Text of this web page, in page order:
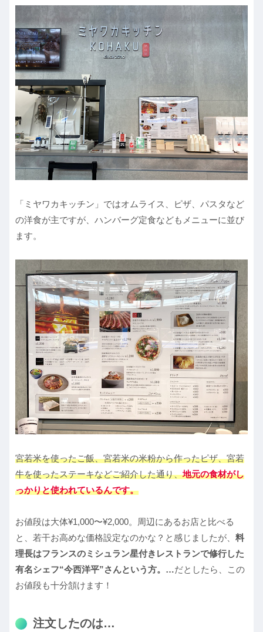
「ミヤワカキッチン」ではオムライス、ピザ、パスタなど
の洋食が主ですが、ハンバーグ定食などもメニューに並び
ます。
宮若米を使ったご飯、宮若米の米粉から作ったピザ、宮若
牛を使ったステーキなどご紹介した通り、地元の食材がし
っかりと使われているんです。
お値段は大体¥1,000〜¥2,000。周辺にあるお店と比べる
と、若干お高めな価格設定なのかな？と感じましたが、 料
理長はフランスのミシュラン星付きレストランで修行した
有名シェフ“今西洋平”さんという方。…だとしたら、この
お値段も十分頷けます！
注文したのは…